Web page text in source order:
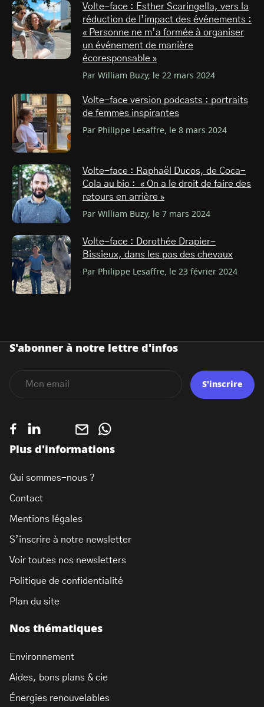
Volte-face : Esther Scaringella, vers la
réduction de l’impact des événements :
« Personne ne m’a formée à organiser
un événement de manière
écoresponsable »
Par William Buzy, le 22 mars 2024
Volte-face version podcasts : portraits
de femmes inspirantes
Par Philippe Lesaffre, le 8 mars 2024
Volte-face : Raphaël Ducos, de Coca-
Cola au bio : « On a le droit de faire des
retours en arrière »
Par William Buzy, le 7 mars 2024
Volte-face : Dorothée Drapier-
Bissieux, dans les pas des chevaux
Par Philippe Lesaffre, le 23 février 2024
Nos thématiques
Environnement
Aides, bons plans & cie
Énergies renouvelables
Plus d'informations
Qui sommes-nous ?
Contact
Mentions légales
S’inscrire à notre newsletter
Voir toutes nos newsletters
Politique de confidentialité
Plan du site
S'abonner à notre lettre d'infos
S'inscrire